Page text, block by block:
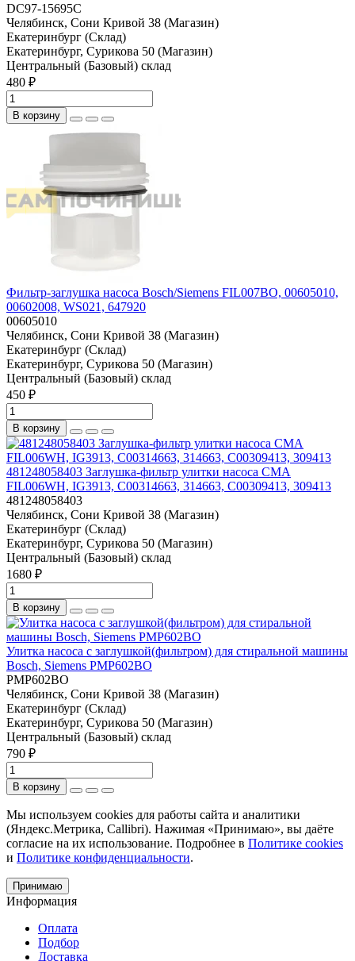
DC97-15695C
Челябинск, Сони Кривой 38 (Магазин)
Екатеринбург (Склад)
Екатеринбург, Сурикова 50 (Магазин)
Центральный (Базовый) склад
480 ₽
В корзину
Фильтр-заглушка насоса Bosch/Siemens FIL007BO, 00605010,
00602008, WS021, 647920
00605010
Челябинск, Сони Кривой 38 (Магазин)
Екатеринбург (Склад)
Екатеринбург, Сурикова 50 (Магазин)
Центральный (Базовый) склад
450 ₽
В корзину
481248058403 Заглушка-фильтр улитки насоса СМА
FIL006WH, IG3913, C00314663, 314663, C00309413, 309413
481248058403
Челябинск, Сони Кривой 38 (Магазин)
Екатеринбург (Склад)
Екатеринбург, Сурикова 50 (Магазин)
Центральный (Базовый) склад
1680 ₽
В корзину
Улитка насоса с заглушкой(фильтром) для стиральной машины
Bosch, Siemens PMP602BO
PMP602BO
Челябинск, Сони Кривой 38 (Магазин)
Екатеринбург (Склад)
Екатеринбург, Сурикова 50 (Магазин)
Центральный (Базовый) склад
790 ₽
В корзину
Мы используем cookies для работы сайта и аналитики
(Яндекс.Метрика, Callibri). Нажимая «Принимаю», вы даёте
согласие на их использование. Подробнее в Политике cookies
и Политике конфиденциальности.
Принимаю
Информация
Оплата
Подбор
Доставка